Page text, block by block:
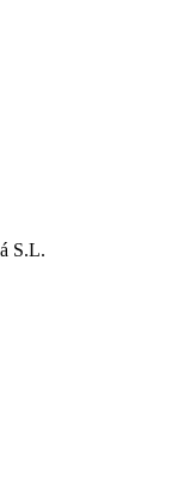
S.L.